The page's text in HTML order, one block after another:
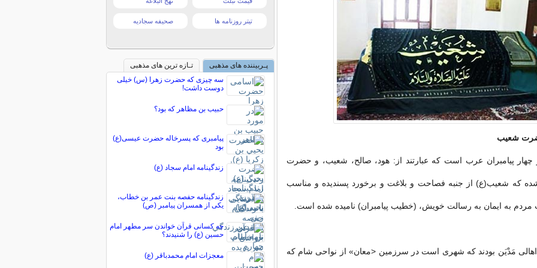
شعیب
پیامبران عرب است که عبارتند از: هود، صالح، شعیب، و حضرت
که شعیب(ع) از جنبه فصاحت و بلاغت و برخورد پسندیده و مناسب
به ایمان به رسالت خویش، (خطیب پیامبران) نامیده شده است.
مَدْیَن بودند که شهرى است در سرزمین <معان» از نواحى شام که
تیتر روزنامه ها صحیفه سجادیه
پـربیننده های مذهبی
تـازه ترین های مذهبی
سه چیزی که حضرت زهرا (س) خیلی
دوست داشت!
حبیب بن مظاهر که بود؟
پیامبری که پسرخاله حضرت عیسی(ع)
بود
زندگينامه امام سجاد (ع)
زندگینامه حفصه بنت عمر بن خطاب،
یکی از همسران پیامبر (ص)
چه کسانی قرآن خواندن سر مطهر امام
حسین (ع) را شنیدند؟
معجزات امام محمدباقر (ع)